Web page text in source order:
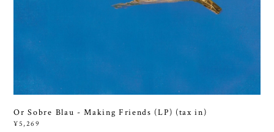
Or Sobre Blau - Making Friends (LP) (tax in)
¥5,269